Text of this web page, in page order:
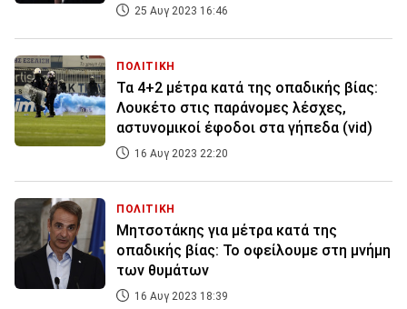
25 Αυγ 2023 16:46
ΠΟΛΙΤΙΚΗ
Τα 4+2 μέτρα κατά της οπαδικής βίας:
Λουκέτο στις παράνομες λέσχες,
αστυνομικοί έφοδοι στα γήπεδα (vid)
16 Αυγ 2023 22:20
ΠΟΛΙΤΙΚΗ
Μητσοτάκης για μέτρα κατά της
οπαδικής βίας: Το οφείλουμε στη μνήμη
των θυμάτων
16 Αυγ 2023 18:39